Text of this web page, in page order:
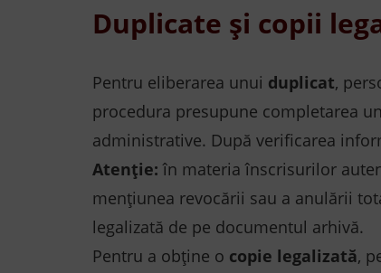
Duplicate și copii
Pentru eliberarea unui duplicat,
procedura presupune completarea
administrative. După verificarea
Atenție: în materia înscrisurilor
menţiunea revocării sau a anulării
legalizată de pe documentul arhivă.
Pentru a obține o copie legalizată,